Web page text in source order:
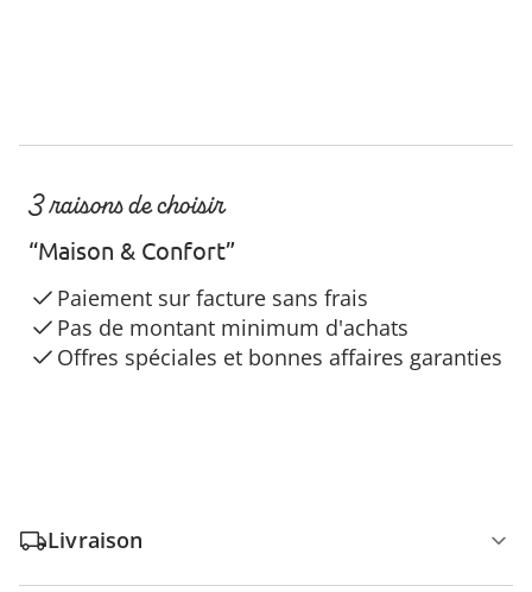
3 raisons de choisir
“Maison & Confort”
Paiement sur facture sans frais
Pas de montant minimum d'achats
Offres spéciales et bonnes affaires garanties
Livraison